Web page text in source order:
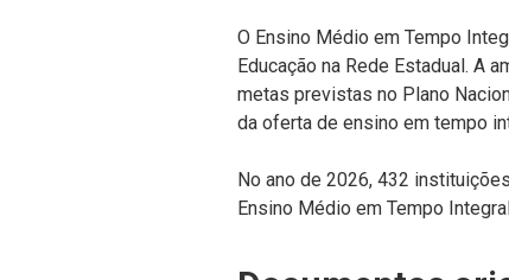
O Ensino Médio em Tempo
Educação na Rede Estadual. A
metas previstas no Plano
da oferta de ensino em tempo
No ano de 2026, 432
Ensino Médio em Tempo